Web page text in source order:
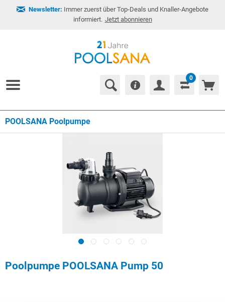
Newsletter: Immer zuerst über Top-Deals und Knaller-Angebote
informiert. Jetzt abonnieren
0
POOLSANA Poolpumpe
Poolpumpe POOLSANA Pump 50